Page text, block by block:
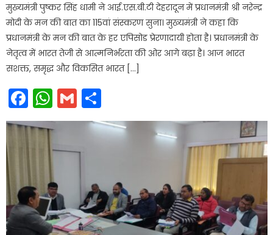
मुख्यमंत्री पुष्कर सिंह धामी ने आई.एस.बी.टी देहरादून में प्रधानमंत्री श्री नरेन्द्र
मोदी के मन की बात का 115वां संस्करण सुना। मुख्यमंत्री ने कहा कि
प्रधानमंत्री के मन की बात के हर एपिसोड प्रेरणादायी होता है। प्रधानमंत्री के
नेतृत्व में भारत तेजी से आत्मनिर्भरता की ओर आगे बढ़ा है। आज भारत
सशक्त, समृद्ध और विकसित भारत […]
Facebook
WhatsApp
Gmail